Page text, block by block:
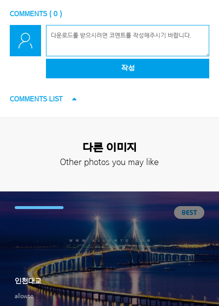
COMMENTS ( 0 )
작성
COMMENTS LIST
다른 이미지
Other photos you may like
allowto
인천대교